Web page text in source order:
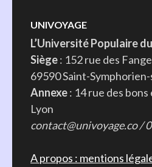
UNIVOYAGE
L’Université Populaire
Siège: 152 rue des
69590 Saint-
Annexe: 14 rue des
Lyon
contact@univoyage.co /
A propos : mentions